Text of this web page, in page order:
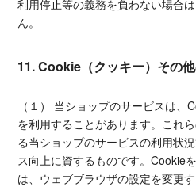
利用停止等の義務を負わない場合
ん。
11. Cookie（クッキー）その
（１） 当ショップのサービスは
を利用することがあります。これ
る当ショップのサービスの利用状
ス向上に資するものです。Cookie
は、ウェブブラウザの設定を変更